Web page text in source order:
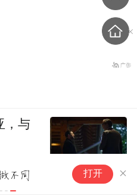
打开
，与